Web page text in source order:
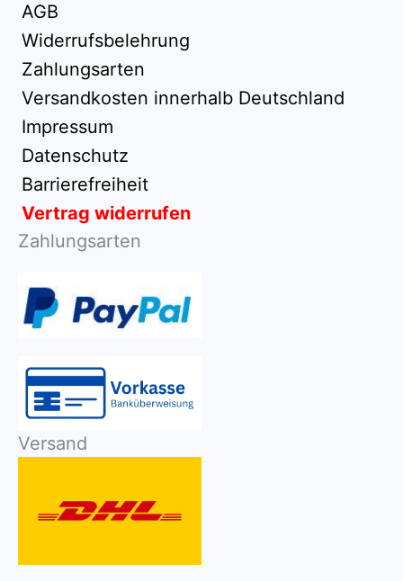
AGB
Widerrufsbelehrung
Zahlungsarten
Versandkosten innerhalb Deutschland
Impressum
Datenschutz
Barrierefreiheit
Vertrag widerrufen
Zahlungsarten
Versand